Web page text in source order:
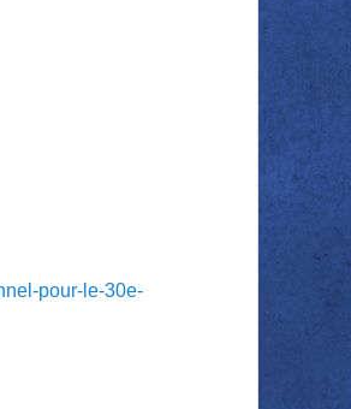
pour-le-30e-